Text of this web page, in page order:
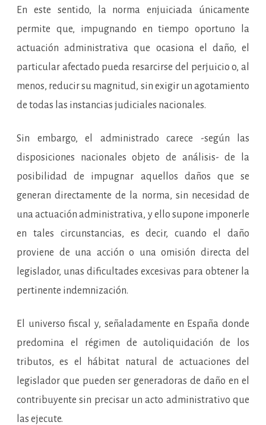
En este sentido, la norma enjuiciada únicamente
permite que, impugnando en tiempo oportuno la
actuación administrativa que ocasiona el daño, el
particular afectado pueda resarcirse del perjuicio o, al
menos, reducir su magnitud, sin exigir un agotamiento
de todas las instancias judiciales nacionales.
Sin embargo, el administrado carece -según las
disposiciones nacionales objeto de análisis- de la
posibilidad de impugnar aquellos daños que se
generan directamente de la norma, sin necesidad de
una actuación administrativa, y ello supone imponerle
en tales circunstancias, es decir, cuando el daño
proviene de una acción o una omisión directa del
legislador, unas dificultades excesivas para obtener la
pertinente indemnización.
El universo fiscal y, señaladamente en España donde
predomina el régimen de autoliquidación de los
tributos, es el hábitat natural de actuaciones del
legislador que pueden ser generadoras de daño en el
contribuyente sin precisar un acto administrativo que
las ejecute.